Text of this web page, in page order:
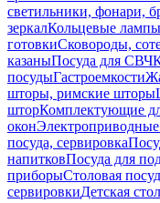
светильники, фонари,
зеркалКольцевые лампы
готовкиСковороды,
казаныПосуда для СВЧ
посудыГастроемкости
шторы, римские шторы
шторКомплектующие
окон
посуда, сервировка
напитковПосуда для
приборыСтоловая
сервировкиДетская